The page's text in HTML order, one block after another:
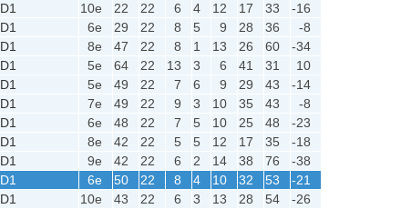
D1 10e 22 22 6 4 12 17 33
-16
D1 6e 29 22 8 5 9 28 36
-8
D1 8e 47 22 8 1 13 26 60
-34
D1 5e 64 22 13 3 6 41 31
10
D1 5e 49 22 7 6 9 29 43
-14
D1 7e 49 22 9 3 10 35 43
-8
D1 6e 48 22 7 5 10 25 48
-23
D1 8e 42 22 5 5 12 17 35
-18
D1 9e 42 22 6 2 14 38 76
-38
D1 6e 50 22 8 4 10 32 53
-21
D1 10e 43 22 6 3 13 28 54
-26